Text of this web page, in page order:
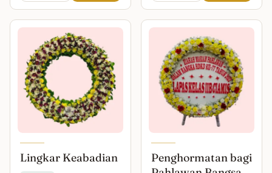
Lingkar Keabadian
Penghormatan bagi